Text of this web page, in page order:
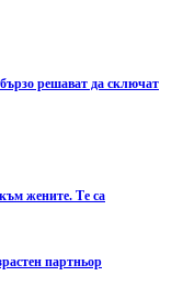
решават да сключат
жените. Те са
партньор